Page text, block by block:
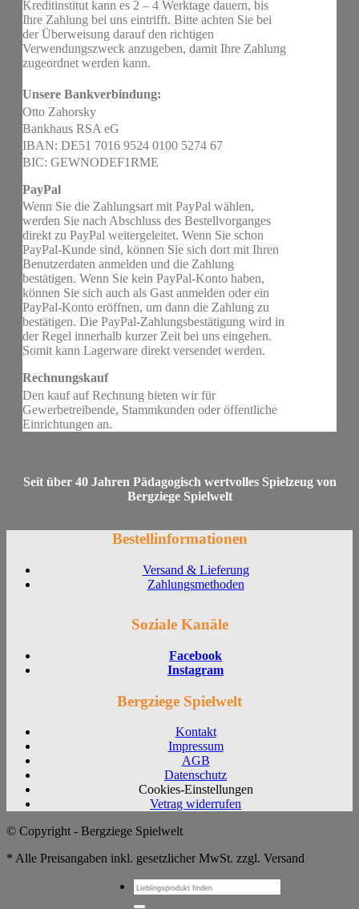
Kreditinstitut kann es 2 – 4 Werktage dauern, bis
Ihre Zahlung bei uns eintrifft. Bitte achten Sie bei
der Überweisung darauf den richtigen
Verwendungszweck anzugeben, damit Ihre Zahlung
zugeordnet werden kann.
Unsere Bankverbindung:
Otto Zahorsky
Bankhaus RSA eG
IBAN: DE51 7016 9524 0100 5274 67
BIC: GEWNODEF1RME
PayPal
Wenn Sie die Zahlungsart mit PayPal wählen,
werden Sie nach Abschluss des Bestellvorganges
direkt zu PayPal weitergeleitet. Wenn Sie schon
PayPal-Kunde sind, können Sie sich dort mit Ihren
Benutzerdaten anmelden und die Zahlung
bestätigen. Wenn Sie kein PayPal-Konto haben,
können Sie sich auch als Gast anmelden oder ein
PayPal-Konto eröffnen, um dann die Zahlung zu
bestätigen. Die PayPal-Zahlungsbestätigung wird in
der Regel innerhalb kurzer Zeit bei uns eingehen.
Somit kann Lagerware direkt versendet werden.
Rechnungskauf
Den kauf auf Rechnung bieten wir für
Gewerbetreibende, Stammkunden oder öffentliche
Einrichtungen an.
Seit über 40 Jahren Pädagogisch wertvolles Spielzeug von
Bergziege Spielwelt
Bestellinformationen
Versand & Lieferung
Zahlungsmethoden
Soziale Kanäle
Facebook
Instagram
Bergziege Spielwelt
Kontakt
Impressum
AGB
Datenschutz
Cookies-Einstellungen
Vetrag widerrufen
© Copyright - Bergziege Spielwelt
* Alle Preisangaben inkl. gesetzlicher MwSt. zzgl. Versand
Suchen
nach: